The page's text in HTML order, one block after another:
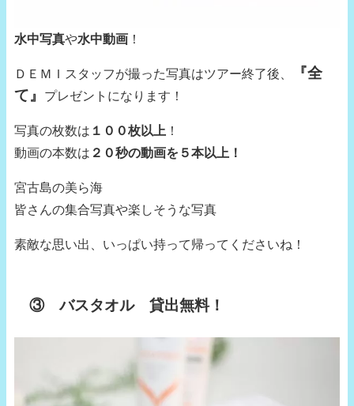
水中写真や水中動画 ！
ＤＥＭＩスタッフが撮った写真はツアー終了後、
『全
て』
プレゼントになります！
写真の枚数は １００枚以上 ！
動画の本数は ２０秒の動画を５本以上！
宮古島の美ら海
皆さんの集合写真や楽しそうな写真
素敵な思い出、いっぱい持って帰ってくださいね！
③ バスタオル 貸出無料！